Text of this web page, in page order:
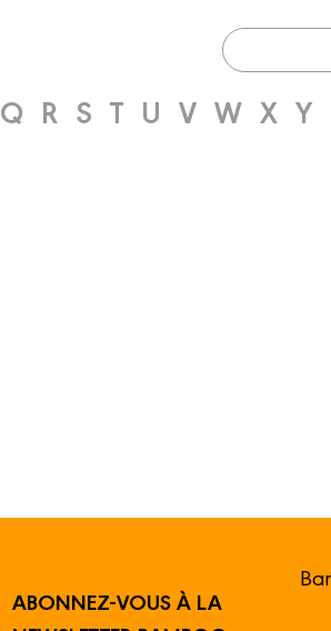
Q R S T U V W X Y
ABONNEZ-VOUS À LA